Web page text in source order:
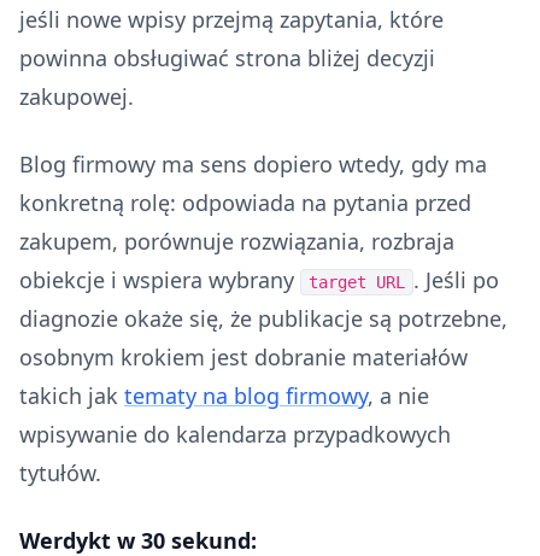
jeśli nowe wpisy przejmą zapytania, które
powinna obsługiwać strona bliżej decyzji
zakupowej.
Blog firmowy ma sens dopiero wtedy, gdy ma
konkretną rolę: odpowiada na pytania przed
zakupem, porównuje rozwiązania, rozbraja
obiekcje i wspiera wybrany
target URL
. Jeśli po
diagnozie okaże się, że publikacje są potrzebne,
osobnym krokiem jest dobranie materiałów
takich jak tematy na blog firmowy, a nie
wpisywanie do kalendarza przypadkowych
tytułów.
Werdykt w 30 sekund: